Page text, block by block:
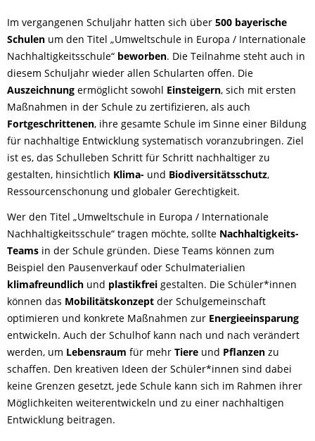
Im vergangenen Schuljahr hatten sich über 500 bayerische
Schulen um den Titel „Umweltschule in Europa / Internationale
Nachhaltigkeitsschule“ beworben. Die Teilnahme steht auch in
diesem Schuljahr wieder allen Schularten offen. Die
Auszeichnung ermöglicht sowohl Einsteigern, sich mit ersten
Maßnahmen in der Schule zu zertifizieren, als auch
Fortgeschrittenen, ihre gesamte Schule im Sinne einer Bildung
für nachhaltige Entwicklung systematisch voranzubringen. Ziel
ist es, das Schulleben Schritt für Schritt nachhaltiger zu
gestalten, hinsichtlich Klima- und Biodiversitätsschutz,
Ressourcenschonung und globaler Gerechtigkeit.
Wer den Titel „Umweltschule in Europa / Internationale
Nachhaltigkeitsschule“ tragen möchte, sollte Nachhaltigkeits-
Teams in der Schule gründen. Diese Teams können zum
Beispiel den Pausenverkauf oder Schulmaterialien
klimafreundlich und plastikfrei gestalten. Die Schüler*innen
können das Mobilitätskonzept der Schulgemeinschaft
optimieren und konkrete Maßnahmen zur Energieeinsparung
entwickeln. Auch der Schulhof kann nach und nach verändert
werden, um Lebensraum für mehr Tiere und Pflanzen zu
schaffen. Den kreativen Ideen der Schüler*innen sind dabei
keine Grenzen gesetzt, jede Schule kann sich im Rahmen ihrer
Möglichkeiten weiterentwickeln und zu einer nachhaltigen
Entwicklung beitragen.